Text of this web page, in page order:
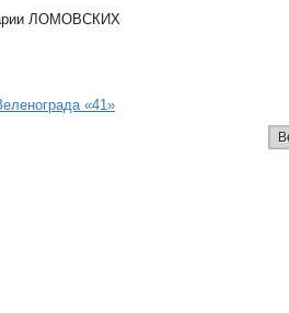
ЛОМОВСКИХ
«41»